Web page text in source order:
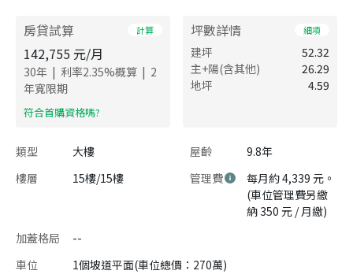
房貸試算 計算
142,755 元/月
30年 | 利率2.35%概算 | 2
年寬限期
​符合首購資格嗎?
坪數詳情 細項
建坪
52.32
主+陽(含其他)
26.29
地坪
4.59
類型 大樓 屋齡
9.8年
樓層
15樓/15樓 管理費
每月約 4,339 元。
(車位管理費另繳
納 350 元 / 月繳)
加蓋格局
--
車位
1個坡道平面(車位總價：270萬)